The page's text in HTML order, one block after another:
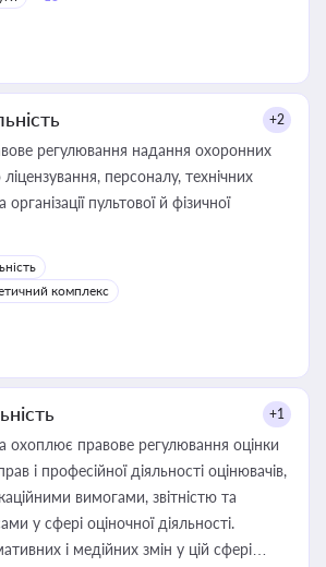
+2
регулювання надання охоронних
персоналу, технічних
пультової й фізичної
комплекс
+1
охоплює правове регулювання оцінки
і професійної діяльності оцінювачів,
вимогами, звітністю та
у сфері оціночної діяльності.
і медійних змін у цій сфері